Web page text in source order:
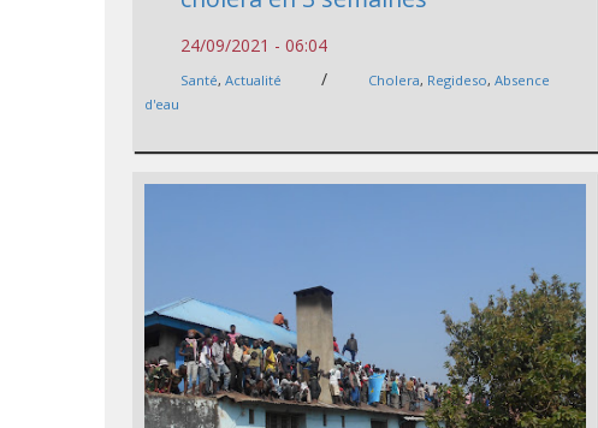
24/09/2021 - 06:04
Santé,Actualité / Cholera, Regideso,Absence
d'eau